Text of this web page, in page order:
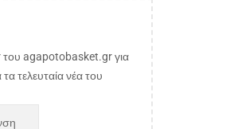
του agapotobasket.gr για
τελευταία νέα του